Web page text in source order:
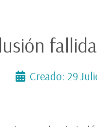
Creado: 29